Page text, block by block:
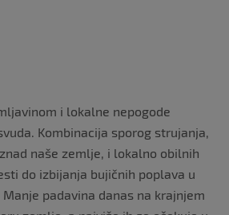
i lokalne nepogode
Kombinacija sporog strujanja,
naše zemlje, i lokalno obilnih
do izbijanja bujičnih poplava u
padavina danas na krajnjem